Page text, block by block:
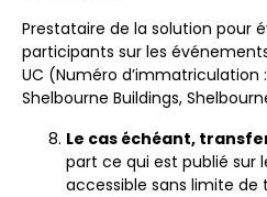
Prestataire de la solution pour
participants sur les
UC (Numéro d’immatriculation
Shelbourne Buildings,
Le cas échéant,
part ce qui est publié sur
accessible sans limite de